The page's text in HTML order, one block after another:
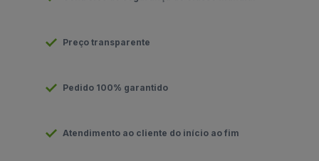
Preço transparente
Pedido 100% garantido
Atendimento ao cliente do início ao fim